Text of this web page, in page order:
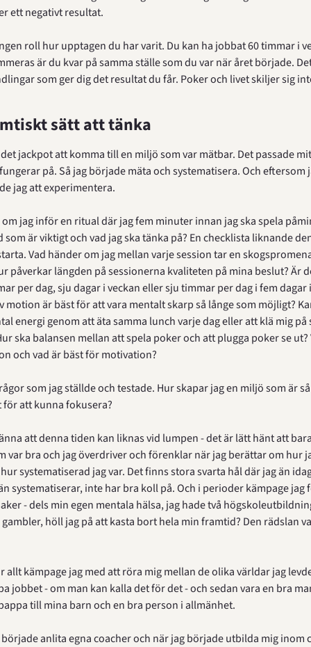
ett negativt resultat.
roll hur upptagen du har varit. Du kan ha jobbat 60 timmar i
är du kvar på samma ställe som du var när året började.
som ger dig det resultat du får. Poker och livet skiljer sig
sätt att tänka
jackpot att komma till en miljö som var mätbar. Det passade
på. Så jag började mäta och systematisera. Och eftersom
jag att experimentera.
jag inför en ritual där jag fem minuter innan jag ska spela
som är viktigt och vad jag ska tänka på? En checklista liknande
Vad händer om jag mellan varje session tar en
påverkar längden på sessionerna kvaliteten på mina beslut? Är
per dag, sju dagar i veckan eller sju timmar per dag i fem dagar
motion är bäst för att vara mentalt skarp så långe som möjligt?
energi genom att äta samma lunch varje dag eller att klä mig på
ska balansen mellan att spela poker och att plugga poker se ut?
och vad är bäst för motivation?
som jag ställde och testade. Hur skapar jag en miljö som är
att kunna fokusera?
att denna tiden kan liknas vid lumpen - det är lätt hänt att
var bra och jag överdriver och förenklar när jag berättar om hur
systematiserad jag var. Det finns stora svarta hål där jag än
systematiserar, inte har bra koll på. Och i perioder kämpage jag
- dels min egen mentala hälsa, jag hade två
höll jag på att kasta bort hela min framtid? Den rädslan
allt kämpage jag med att röra mig mellan de olika världar jag
jobbet - om man kan kalla det för det - och sedan vara en bra
till mina barn och en bra person i allmänhet.
anlita egna coacher och när jag började utbilda mig inom